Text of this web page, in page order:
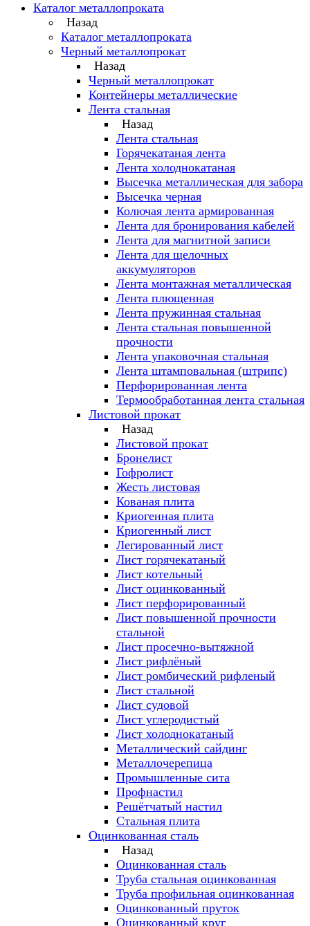
Каталог металлопроката
Назад
Каталог металлопроката
Черный металлопрокат
Назад
Черный металлопрокат
Контейнеры металлические
Лента стальная
Назад
Лента стальная
Горячекатаная лента
Лента холоднокатаная
Высечка металлическая для забора
Высечка черная
Колючая лента армированная
Лента для бронирования кабелей
Лента для магнитной записи
Лента для щелочных
аккумуляторов
Лента монтажная металлическая
Лента плющенная
Лента пружинная стальная
Лента стальная повышенной
прочности
Лента упаковочная стальная
Лента штамповальная (штрипс)
Перфорированная лента
Термообработанная лента стальная
Листовой прокат
Назад
Листовой прокат
Бронелист
Гофролист
Жесть листовая
Кованая плита
Криогенная плита
Криогенный лист
Легированный лист
Лист горячекатаный
Лист котельный
Лист оцинкованный
Лист перфорированный
Лист повышенной прочности
стальной
Лист просечно-вытяжной
Лист рифлёный
Лист ромбический рифленый
Лист стальной
Лист судовой
Лист углеродистый
Лист холоднокатаный
Металлический сайдинг
Металлочерепица
Промышленные сита
Профнастил
Решётчатый настил
Стальная плита
Оцинкованная сталь
Назад
Оцинкованная сталь
Труба стальная оцинкованная
Труба профильная оцинкованная
Оцинкованный пруток
Оцинкованный круг